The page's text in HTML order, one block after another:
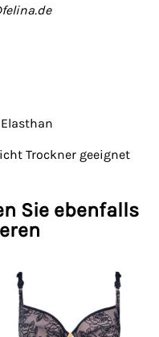
Trockner geeignet
Sie ebenfalls